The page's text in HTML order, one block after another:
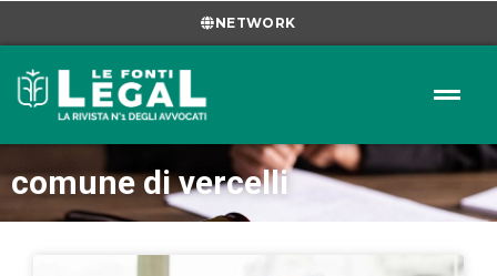
NETWORK
comune di vercelli